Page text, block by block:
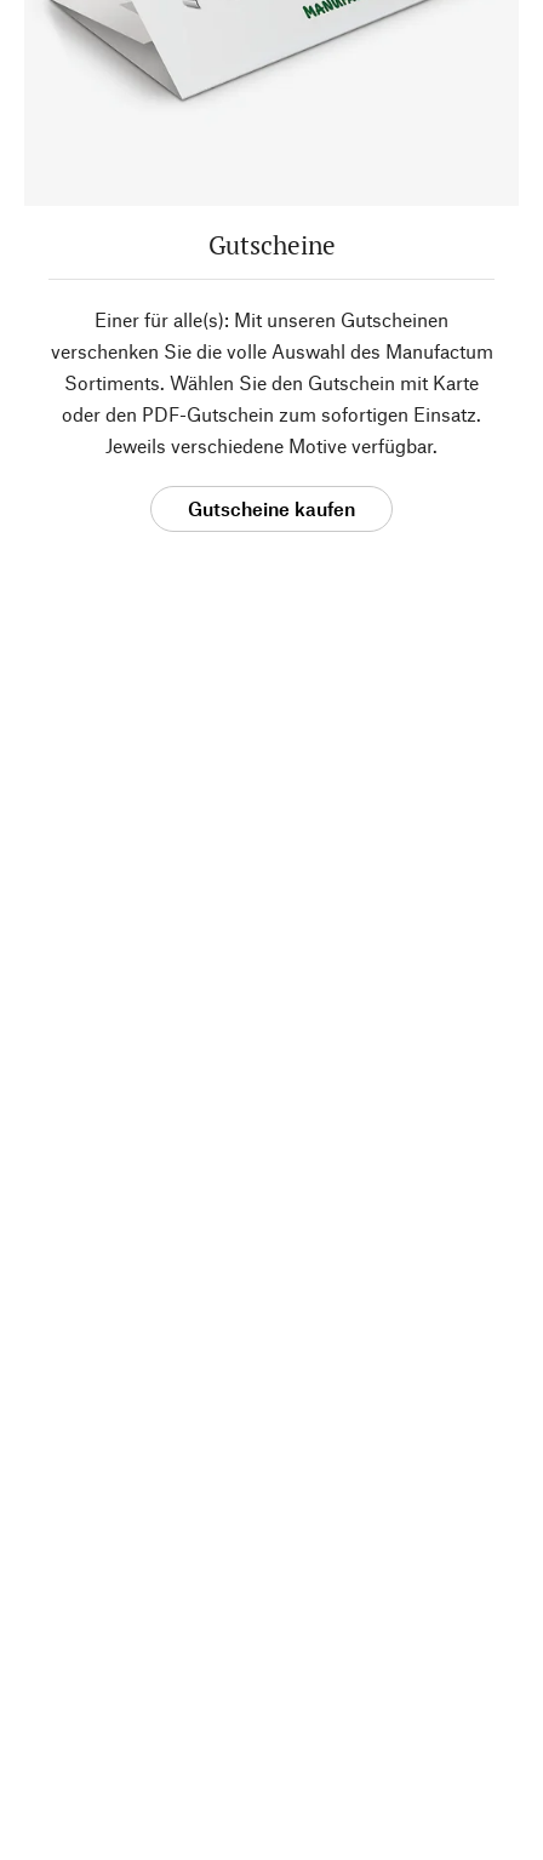
Gutscheine
Einer für alle(s): Mit unseren Gutscheinen
verschenken Sie die volle Auswahl des Manufactum
Sortiments. Wählen Sie den Gutschein mit Karte
oder den PDF-Gutschein zum sofortigen Einsatz.
Jeweils verschiedene Motive verfügbar.
Gutscheine kaufen